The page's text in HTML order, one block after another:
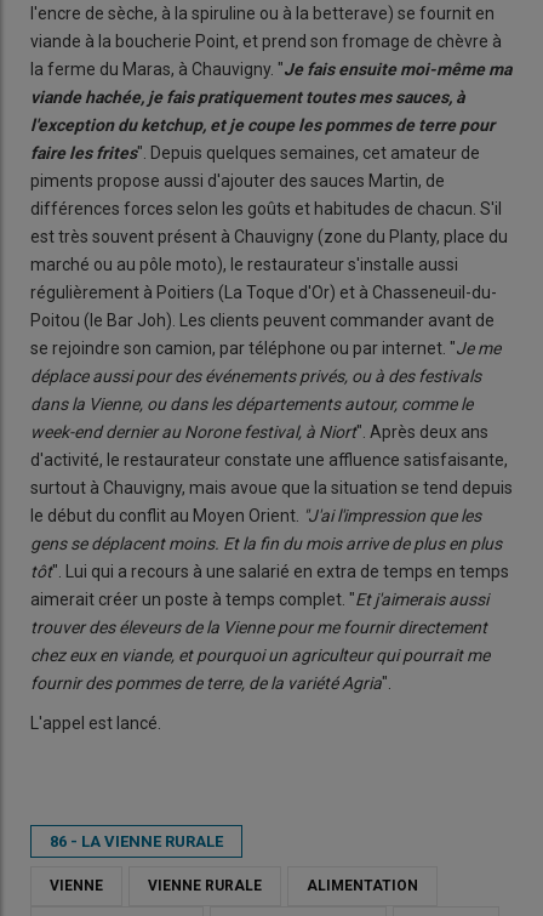
l'encre de sèche, à la spiruline ou à la betterave) se fournit en
viande à la boucherie Point, et prend son fromage de chèvre à
la ferme du Maras, à Chauvigny. "Je fais ensuite moi-même ma
viande hachée, je fais pratiquement toutes mes sauces, à
l'exception du ketchup, et je coupe les pommes de terre pour
faire les frites". Depuis quelques semaines, cet amateur de
piments propose aussi d'ajouter des sauces Martin, de
différences forces selon les goûts et habitudes de chacun. S'il
est très souvent présent à Chauvigny (zone du Planty, place du
marché ou au pôle moto), le restaurateur s'installe aussi
régulièrement à Poitiers (La Toque d'Or) et à Chasseneuil-du-
Poitou (le Bar Joh). Les clients peuvent commander avant de
se rejoindre son camion, par téléphone ou par internet. "Je me
déplace aussi pour des événements privés, ou à des festivals
dans la Vienne, ou dans les départements autour, comme le
week-end dernier au Norone festival, à Niort". Après deux ans
d'activité, le restaurateur constate une affluence satisfaisante,
surtout à Chauvigny, mais avoue que la situation se tend depuis
le début du conflit au Moyen Orient. "J'ai l'impression que les
gensse déplacent moins. Et la fin du mois arrive de plus en plus
tôt". Lui qui a recours à une salarié en extra de temps en temps
aimerait créer un poste à temps complet. "Et j'aimerais aussi
trouver des éleveurs de la Vienne pour me fournir directement
chez eux en viande, et pourquoi un agriculteur qui pourrait me
fournir des pommes de terre, de la variété Agria".
L'appel est lancé.
86 - LA VIENNE RURALE
VIENNE VIENNE RURALE ALIMENTATION